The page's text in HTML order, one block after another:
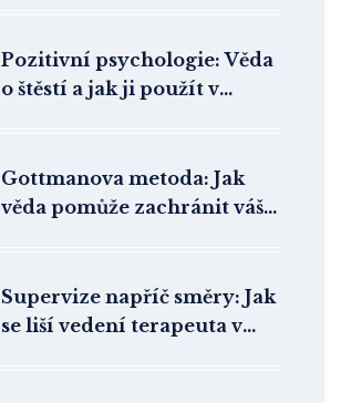
Pozitivní psychologie: Věda
o štěstí a jak ji použít v
Gottmanova metoda: Jak
věda pomůže zachránit váš
Supervize napříč směry: Jak
se liší vedení terapeuta v